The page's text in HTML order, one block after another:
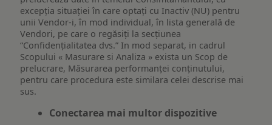
excepția situației în care optați cu Inactiv (NU) pentru
unii Vendor-i, în mod individual, în lista generală de
Vendori, pe care o regăsiți la secțiunea
“Confidențialitatea dvs.” In mod separat, in cadrul
Scopului « Masurare si Analiza » exista un Scop de
prelucrare, Măsurarea performanței conținutului,
pentru care procedura este similara celei descrise mai
sus.
Conectarea mai multor dispozitive